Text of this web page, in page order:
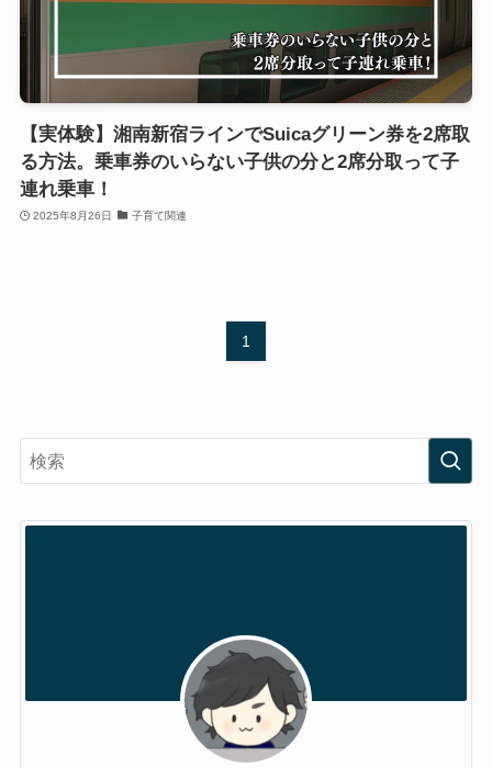
【実体験】湘南新宿ラインでSuicaグリーン券を2席取
る方法。乗車券のいらない子供の分と2席分取って子
連れ乗車！
2025年8月26日 子育て関連
1